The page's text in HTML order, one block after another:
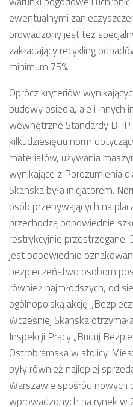
ewentualnymi
prowadzony jest też
zakładający recykling
minimum 75%.
Oprócz kryteriów
budowy osiedla, ale i innych
wewnętrzne Standardy BHP,
kilkudziesięciu norm
materiałów, używania
wynikające z Porozumienia
Skanska była inicjatorem.
osób przebywających na
przechodzą odpowiednie
restrykcyjnie
jest odpowiednio
bezpieczeństwo osobom
również najmłodszych, od
ogólnopolską akcję
Wcześniej Skanska
Inspekcji Pracy „Buduj
Ostrobramska w stolicy.
były również najlepiej
Warszawie spośród nowych
wprowadzonych na rynek w